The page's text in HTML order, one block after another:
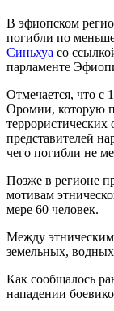
В эфиопском
погибли по
Синьхуа со
парламенте
Отмечается, что с
Оромии, которую
террористических
представителей
чего погибли не
Позже в регионе
мотивам
мере 60 человек.
Между
земельных,
Как сообщалось
нападении